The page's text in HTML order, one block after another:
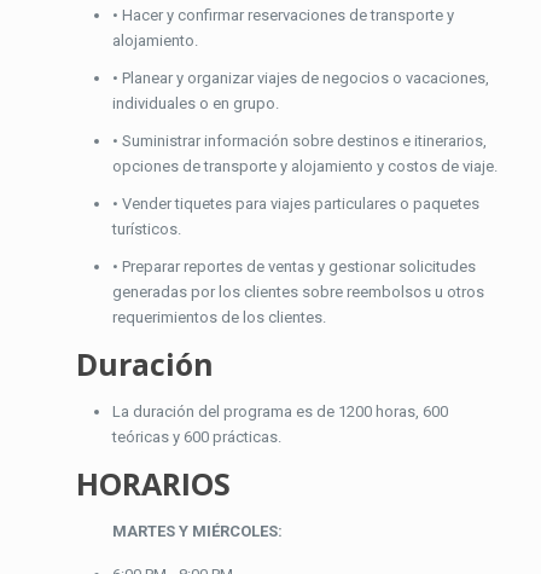
• Hacer y confirmar reservaciones de transporte y
alojamiento.
• Planear y organizar viajes de negocios o vacaciones,
individuales o en grupo.
• Suministrar información sobre destinos e itinerarios,
opciones de transporte y alojamiento y costos de viaje.
• Vender tiquetes para viajes particulares o paquetes
turísticos.
• Preparar reportes de ventas y gestionar solicitudes
generadas por los clientes sobre reembolsos u otros
requerimientos de los clientes.
Duración
La duración del programa es de 1200 horas, 600
teóricas y 600 prácticas.
HORARIOS
MARTES Y MIÉRCOLES: